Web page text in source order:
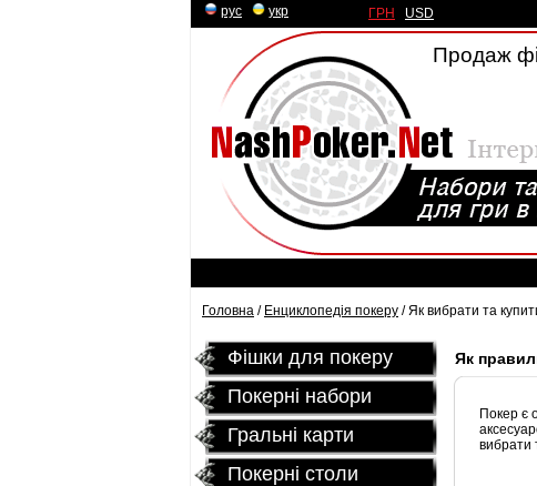
рус укр ГРН USD
Продаж
Головна / Енциклопедія покеру / Як вибрати та
Фішки для покеру
Покерні набори
Гральні карти
Покернi столи
Як
Покер є
вибрати